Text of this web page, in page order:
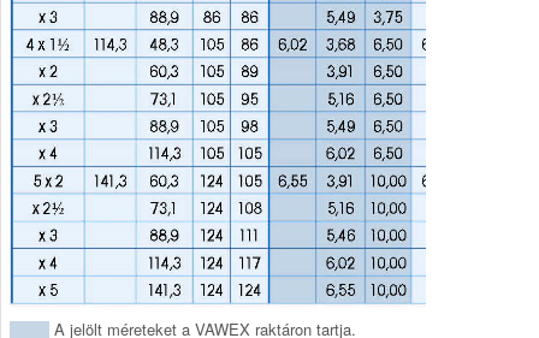
A jelölt méreteket a VAWEX raktáron tartja.